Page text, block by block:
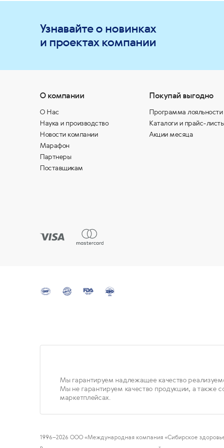
нашем интернет-магазине.
Просто введите свой e-mail:
Узнавайте о новинках
и проектах компании
О компании
О Нас
Наука и производство
Новости компании
Марафон
Партнеры
Поставщикам
Покупай выгодно
Программа лояльности
Каталоги и прайс-листы
Акции месяца
Мы гарантируем надлежащее качество
Мы не гарантируем качество продукции, а также
маркетплейсах.
1996–2026 ООО «Международная компания «Сибирское